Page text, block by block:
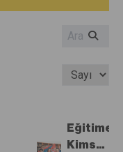
Eğitime
Kimse